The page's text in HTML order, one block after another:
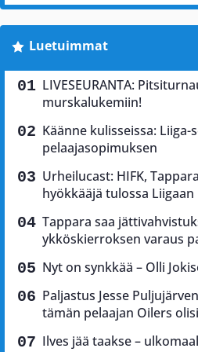
Luetuimmat
LIVESEURANTA:
murskalukemiin!
Käänne kulisseissa: Liiga-
pelaajasopimuksen
Urheilucast: HIFK,
hyökkääjä tulossa Liigaan
Tappara saa
ykköskierroksen varaus
Nyt on synkkää – Olli
Paljastus Jesse
tämän pelaajan Oilers
Ilves jää taakse –